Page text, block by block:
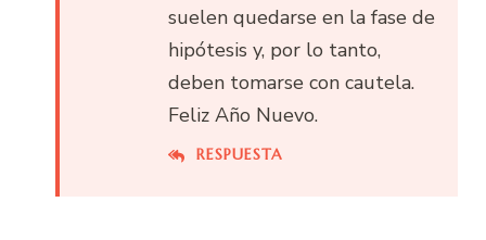
RESPUESTA
suelen quedarse en la fase de
hipótesis y, por lo tanto,
deben tomarse con cautela.
Feliz Año Nuevo.